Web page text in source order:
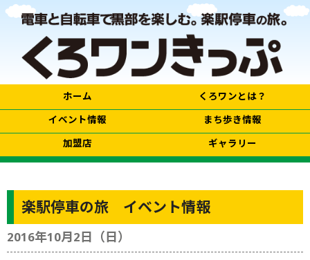
ホーム
くろワンとは？
イベント情報
まち歩き情報
加盟店
ギャラリー
楽駅停車の旅 イベント情報
2016年10月2日（日）